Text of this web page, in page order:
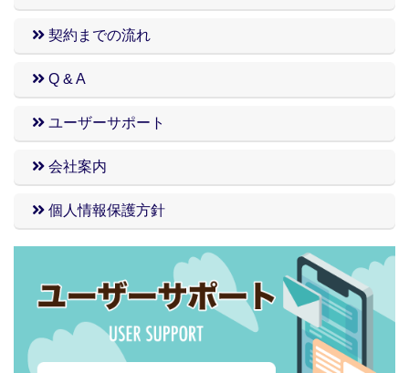
契約までの流れ
Q & A
ユーザーサポート
会社案内
個人情報保護方針